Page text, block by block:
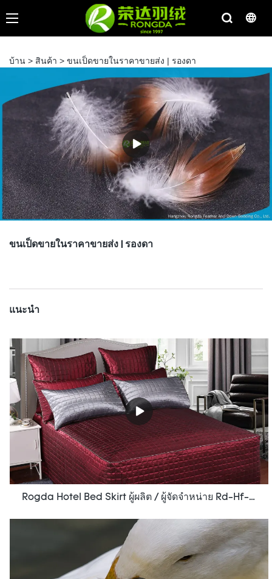
บ้าน > สินค้า > ขนเป็ดขายในราคาขายส่ง | รองดา
ขนเป็ดขายในราคาขายส่ง | รองดา
แนะนำ
Rogda Hotel Bed Skirt ผู้ผลิต / ผู้จัดจำหน่าย Rd-Hf-006